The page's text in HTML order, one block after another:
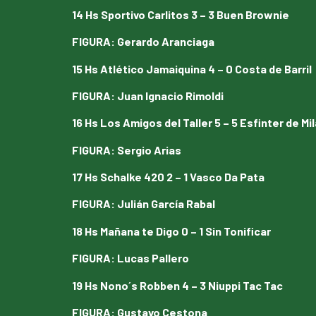
14 Hs Sportivo Carlitos 3 – 3 Buen Brownie
FIGURA: Gerardo Aranciaga
15 Hs Atlético Jamaiquina 4 – 0 Costa de Barril
FIGURA: Juan Ignacio Rimoldi
16 Hs Los Amigos del Taller 5 – 5 Esfinter de
FIGURA: Sergio Arias
17 Hs Schalke 420 2 – 1 Vasco Da Pata
FIGURA: Julián García Rabal
18 Hs Mañana te Digo 0 – 1 Sin Tonificar
FIGURA: Lucas Pallero
19 Hs Nono´s Robben 4 – 3 Niuppi Tac Tac
FIGURA: Gustavo Cestona